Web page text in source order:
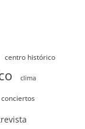
centro histórico
clima
conciertos